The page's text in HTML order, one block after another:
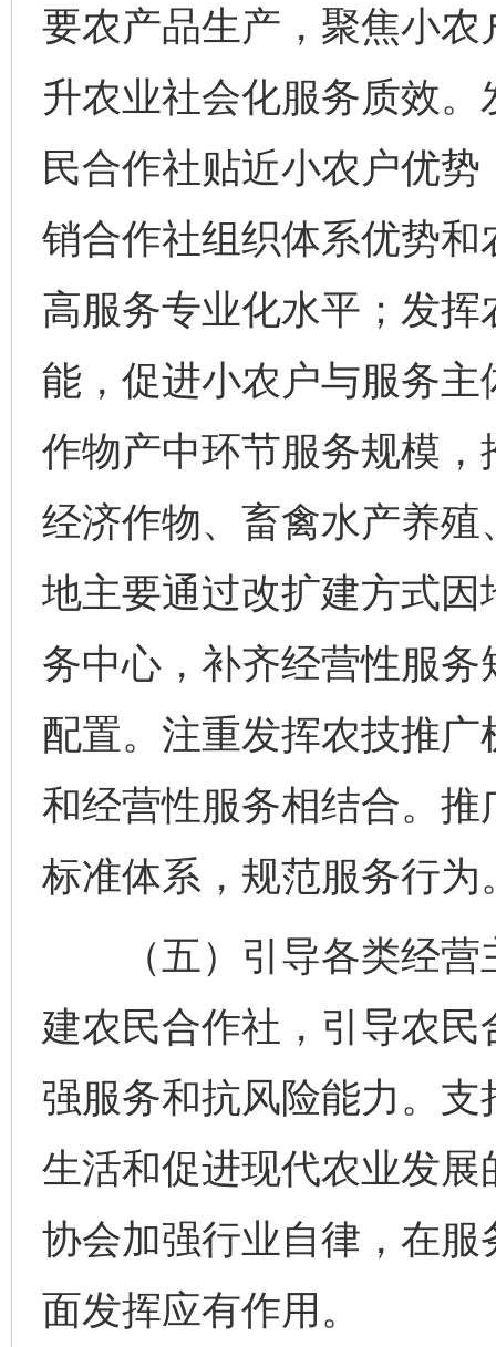
要农产品生产，聚焦小
升农业社会化服务质效
民合作社贴近小农户优
销合作社组织体系优势
高服务专业化水平；发
能，促进小农户与服务
作物产中环节服务规模
经济作物、畜禽水产养
地主要通过改扩建方式
务中心，补齐经营性服
配置。注重发挥农技推
和经营性服务相结合。
标准体系，规范服务行为
（五）引导各类经营
建农民合作社，引导农
强服务和抗风险能力。
生活和促进现代农业发
协会加强行业自律，在
面发挥应有作用。